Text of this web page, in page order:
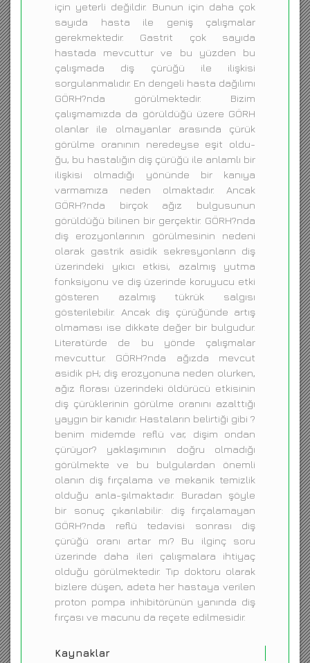
için yeterli değildir. Bunun için daha çok
sayıda hasta ile geniş çalışmalar
gerekmektedir. Gastrit çok sayıda
hastada mevcuttur ve bu yüzden bu
çalışmada diş çürüğü ile ilişkisi
sorgulanmalıdır. En dengeli hasta dağılımı
GÖRH?nda görülmektedir. Bizim
çalışmamızda da görüldüğü üzere GÖRH
olanlar ile olmayanlar arasında çürük
görülme oranının neredeyse eşit oldu-
ğu, bu hastalığın diş çürüğü ile anlamlı bir
ilişkisi olmadığı yönünde bir kanıya
varmamıza neden olmaktadır. Ancak
GÖRH?nda birçok ağız bulgusunun
görüldüğü bilinen bir gerçektir. GÖRH?nda
diş erozyonlarının görülmesinin nedeni
olarak gastrik asidik sekresyonların diş
üzerindeki yıkıcı etkisi, azalmış yutma
fonksiyonu ve diş üzerinde koruyucu etki
gösteren azalmış tükrük salgısı
gösterilebilir. Ancak diş çürüğünde artış
olmaması ise dikkate değer bir bulgudur.
Literatürde de bu yönde çalışmalar
mevcuttur. GÖRH?nda ağızda mevcut
asidik pH; diş erozyonuna neden olurken,
ağız florası üzerindeki öldürücü etkisinin
diş çürüklerinin görülme oranını azalttığı
yaygın bir kanıdır. Hastaların belirtiği gibi ?
benim midemde reflü var, dişim ondan
çürüyor? yaklaşımının doğru olmadığı
görülmekte ve bu bulgulardan önemli
olanın diş fırçalama ve mekanik temizlik
olduğu anla-şılmaktadır. Buradan şöyle
bir sonuç çıkarılabilir: diş fırçalamayan
GÖRH?nda reflü tedavisi sonrası diş
çürüğü oranı artar mı? Bu ilginç soru
üzerinde daha ileri çalışmalara ihtiyaç
olduğu görülmektedir. Tıp doktoru olarak
bizlere düşen, adeta her hastaya verilen
proton pompa inhibitörünün yanında diş
fırçası ve macunu da reçete edilmesidir.
Kaynaklar